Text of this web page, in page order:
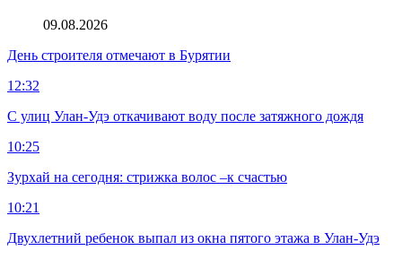
09.08.2026
День строителя отмечают в Бурятии
12:32
С улиц Улан-Удэ откачивают воду после затяжного дождя
10:25
Зурхай на сегодня: стрижка волос –к счастью
10:21
Двухлетний ребенок выпал из окна пятого этажа в Улан-Удэ